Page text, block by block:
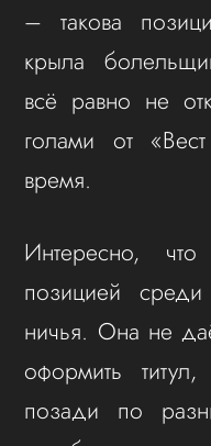
– такова
крыла
всё равно не
голами от
время.
Интересно,
позицией среди
ничья. Она не
оформить
позади по